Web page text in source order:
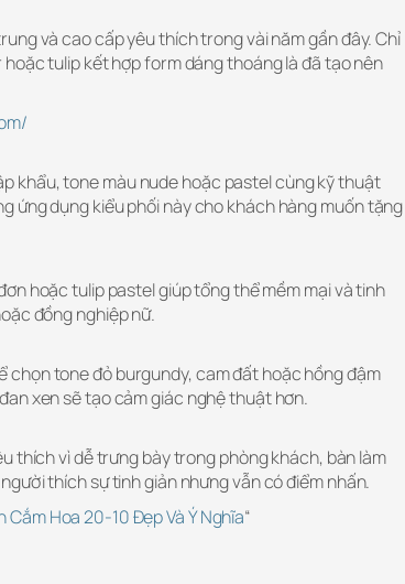
và cao cấp yêu thích trong vài năm gần đây. Chỉ
tulip kết hợp form dáng thoáng là đã tạo nên
khẩu, tone màu nude hoặc pastel cùng kỹ thuật
ứng dụng kiểu phối này cho khách hàng muốn tặng
hoặc tulip pastel giúp tổng thể mềm mại và tinh
đồng nghiệp nữ.
chọn tone đỏ burgundy, cam đất hoặc hồng đậm
xen sẽ tạo cảm giác nghệ thuật hơn.
thích vì dễ trưng bày trong phòng khách, bàn làm
thích sự tinh giản nhưng vẫn có điểm nhấn.
Cắm Hoa 20-10 Đẹp Và Ý Nghĩa“